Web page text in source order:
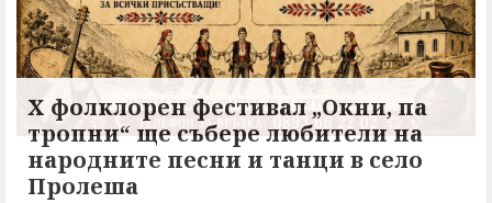
X фолклорен фестивал „Окни, па
тропни“ ще събере любители на
народните песни и танци в село
Пролеша